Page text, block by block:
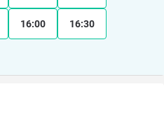
16:00 16:30